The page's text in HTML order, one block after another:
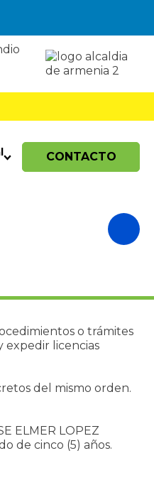
CONTACTO
o trámites
expedir licencias
del mismo orden.
ELMER LOPEZ
de cinco (5) años.